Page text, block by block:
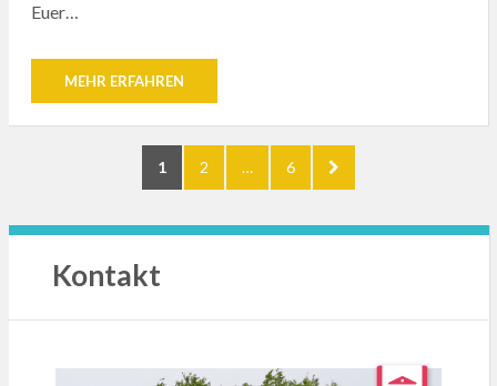
Euer…
MEHR ERFAHREN
Seitennummerierung
Beiträge
PAGE
1 PAGE
2 … PAGE
6
NEXT
PAGE
Kontakt